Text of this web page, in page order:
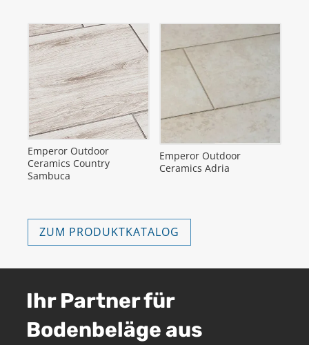
Emperor Outdoor
Ceramics Country
Sambuca
Emperor Outdoor
Ceramics Adria
ZUM PRODUKTKATALOG
Ihr Partner für
Bodenbeläge aus